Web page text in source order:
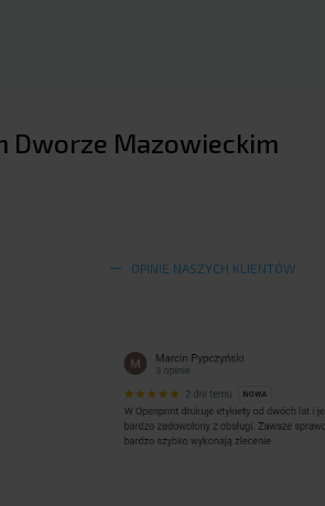
Dworze Mazowieckim
OPINIE NASZYCH KLIENTÓW